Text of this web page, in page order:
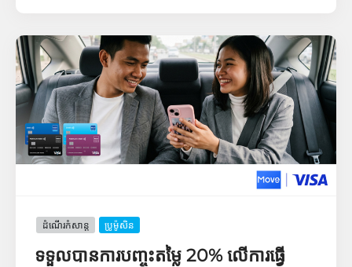
ដំណើរកំសាន្ដ ប្រូម៉ូសិន
ទទួលបានការបញ្ចុះតម្លៃ 20% លើការធ្វើ